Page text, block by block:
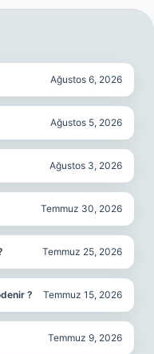
Ağustos 6, 2026
Ağustos 5, 2026
Ağustos 3, 2026
Temmuz 30, 2026
Temmuz 25, 2026
? Temmuz 15, 2026
Temmuz 9, 2026